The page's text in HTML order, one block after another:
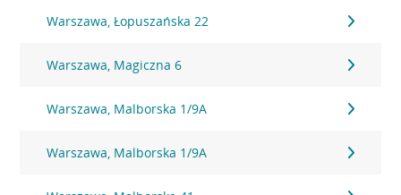
Warszawa, Łopuszańska 22
Warszawa, Magiczna 6
Warszawa, Malborska 1/9A
Warszawa, Malborska 1/9A